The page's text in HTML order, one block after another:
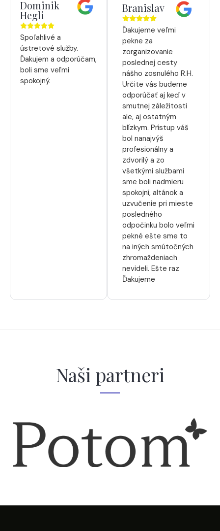
Dominik
Hegli
Spoľahlivé a
ústretové služby.
Ďakujem a odporúčam,
boli sme veľmi
spokojný.
Branislav
Ďakujeme veľmi
pekne za
zorganizovanie
poslednej cesty
nášho zosnulého R.H.
Určite vás budeme
odporúčať aj keď v
smutnej záležitosti
ale, aj ostatným
blízkym. Prístup váš
bol nanajvýš
profesionálny a
zdvorilý a zo
všetkými službami
sme boli nadmieru
spokojní, altánok a
uzvučenie pri mieste
posledného
odpočinku bolo veľmi
pekné ešte sme to
na iných smútočných
zhromaždeniach
nevideli. Ešte raz
Ďakujeme
Naši partneri